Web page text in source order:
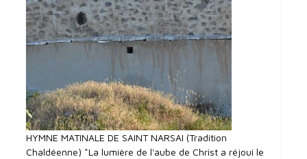
HYMNE MATINALE DE SAINT NARSAI (Tradition
Chaldéenne) *La lumière de l'aube de Christ a réjoui le